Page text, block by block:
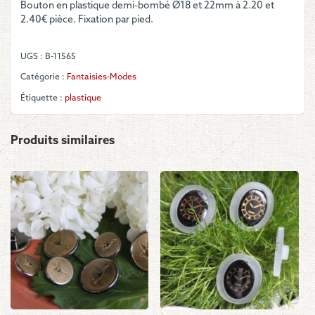
Rond
marine
couronnes
et
Bouton en plastique demi-bombé Ø18 et 22mm à 2.20 et
2.40€ pièce. Fixation par pied.
UGS : B-11565
Catégorie : Fantaisies-Modes
Étiquette : plastique
Produits similaires